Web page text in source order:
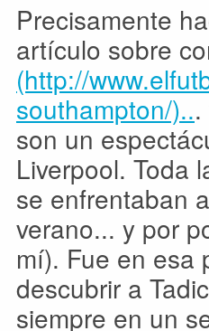
Precisamente
artículo sobre
(http://
southampton/)..
son un
Liverpool. Toda
se enfrentaban
verano... y por
mí). Fue en esa
descubrir a
siempre en un